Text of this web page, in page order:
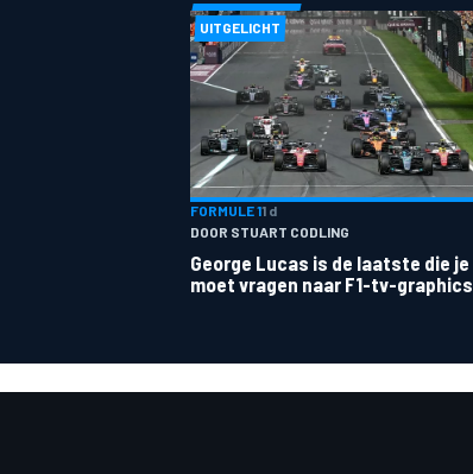
UITGELICHT
FORMULE 11 d
DOOR STUART CODLING
George Lucas is de laatste die je
moet vragen naar F1-tv-graphics